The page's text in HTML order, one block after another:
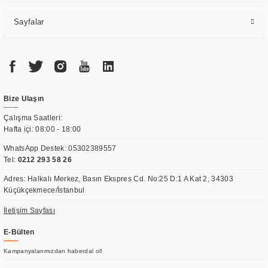
Sayfalar
Bize Ulaşın
Çalışma Saatleri:
Hafta içi: 08:00 - 18:00
WhatsApp Destek:05302389557
Tel: 0212 293 58 26
Adres: Halkalı Merkez, Basın Ekspres Cd. No:25 D:1 A Kat 2, 34303
Küçükçekmece/İstanbul
İletişim Sayfası
E-Bülten
Kampanyalarımızdan haberdal ol!